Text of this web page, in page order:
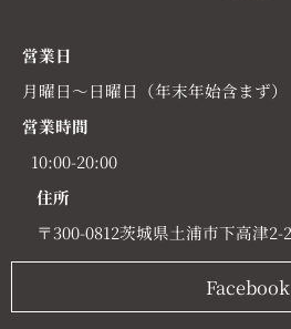
営業日
月曜日～日曜日（年末年始含まず）
営業時間
10:00-20:00
住所
〒300-0812茨城県土浦市下高津2-
Facebook